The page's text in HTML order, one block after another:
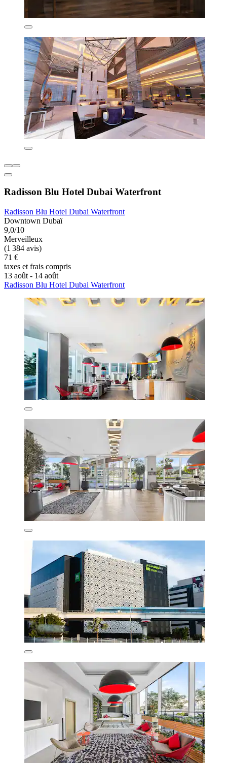
Radisson Blu Hotel Dubai Waterfront
Radisson Blu Hotel Dubai Waterfront
Downtown Dubaï
9,0/10
Merveilleux
(1 384 avis)
71 €
taxes et frais compris
13 août - 14 août
Radisson Blu Hotel Dubai Waterfront